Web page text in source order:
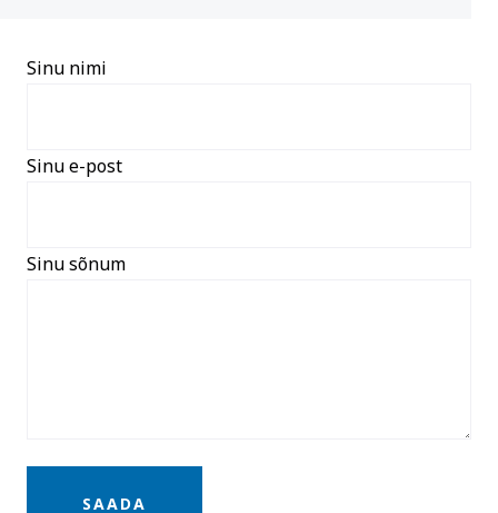
Sinu nimi
Sinu e-post
Sinu sõnum